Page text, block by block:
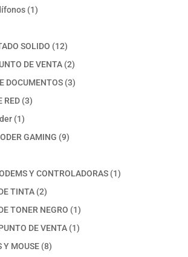
productos
11
SOLIDO 1212
productos
DE VENTA 22
productos
DOCUMENTOS 33
RED 33
11
producto
GAMING 99
Y CONTROLADORAS 11
TINTA 22
productos
TONER NEGRO 11
producto
DE VENTA 11
Y MOUSE 88